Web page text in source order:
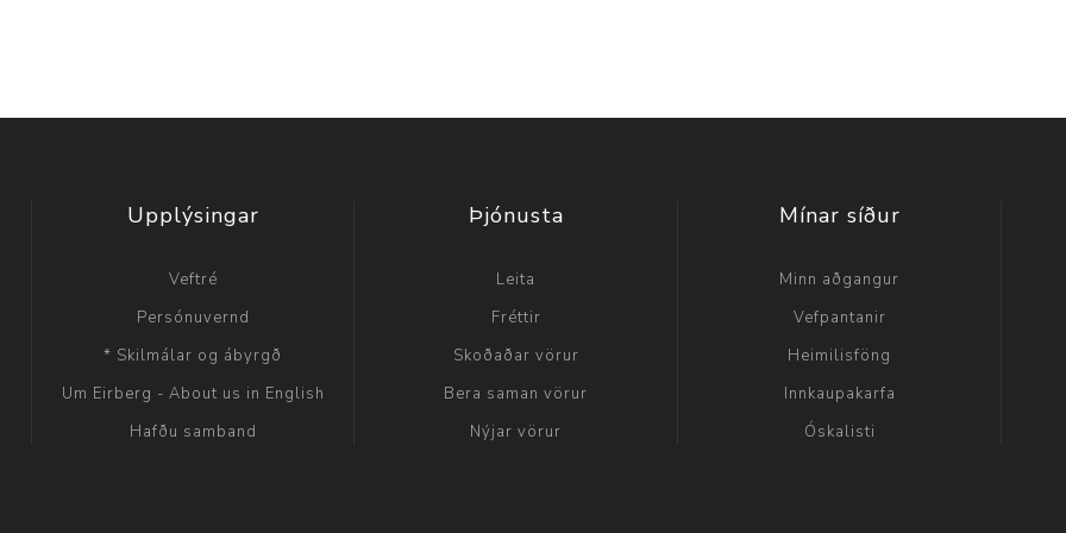
Upplýsingar
Veftré
Persónuvernd
* Skilmálar og ábyrgð
Um Eirberg - About us in English
Hafðu samband
Þjónusta
Leita
Fréttir
Skoðaðar vörur
Bera saman vörur
Nýjar vörur
Mínar síður
Minn aðgangur
Vefpantanir
Heimilisföng
Innkaupakarfa
Óskalisti